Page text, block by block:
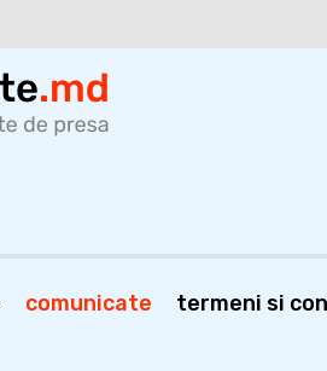
comunicate termeni si